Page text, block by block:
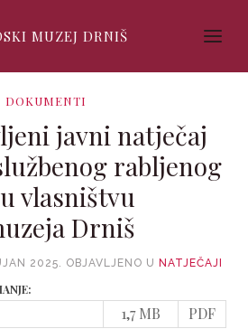
MUZEJ DRNIŠ
DOKUMENTI
javni natječaj
rabljenog
vlasništvu
Drniš
2025. OBJAVLJENO U NATJEČAJI
1,7 MB PDF